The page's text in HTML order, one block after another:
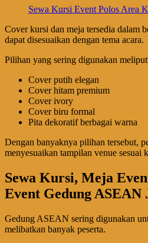
Sewa Kursi Event Polos Area
Cover kursi dan meja tersedia dalam
dapat disesuaikan dengan tema acara.
Pilihan yang sering digunakan
Cover putih elegan
Cover hitam premium
Cover ivory
Cover biru formal
Pita dekoratif berbagai warna
Dengan banyaknya pilihan tersebut,
menyesuaikan tampilan venue sesuai
Sewa Kursi, Meja
Event Gedung ASEAN
Gedung ASEAN sering digunakan
melibatkan banyak peserta.